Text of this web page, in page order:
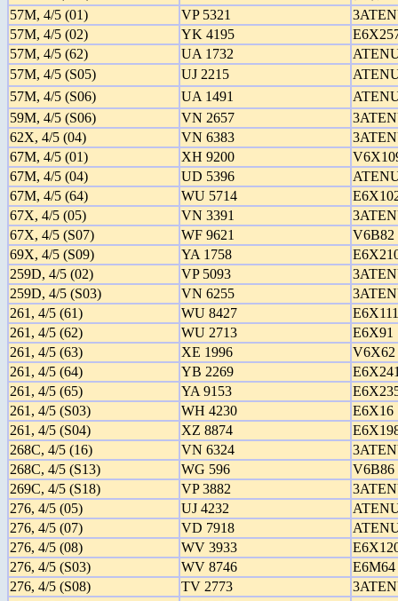
57M, 4/5 (01)
VP 5321
57M, 4/5 (02)
YK 4195
57M, 4/5 (62)
UA 1732
57M, 4/5 (S05)
UJ 2215
57M, 4/5 (S06)
UA 1491
59M, 4/5 (S06)
VN 2657
62X, 4/5 (04)
VN 6383
67M, 4/5 (01)
XH 9200
67M, 4/5 (04)
UD 5396
67M, 4/5 (64)
WU 5714
67X, 4/5 (05)
VN 3391
67X, 4/5 (S07)
WF 9621
V6B82
69X, 4/5 (S09)
YA 1758
259D, 4/5 (02)
VP 5093
259D, 4/5 (S03)
VN 6255
261, 4/5 (61)
WU 8427
E6X111
261, 4/5 (62)
WU 2713
E6X91
261, 4/5 (63)
XE 1996
V6X62
261, 4/5 (64)
YB 2269
261, 4/5 (65)
YA 9153
261, 4/5 (S03)
WH 4230
E6X16
261, 4/5 (S04)
XZ 8874
268C, 4/5 (16)
VN 6324
268C, 4/5 (S13)
WG 596
V6B86
269C, 4/5 (S18)
VP 3882
276, 4/5 (05)
UJ 4232
276, 4/5 (07)
VD 7918
276, 4/5 (08)
WV 3933
276, 4/5 (S03)
WV 8746
E6M64
276, 4/5 (S08)
TV 2773